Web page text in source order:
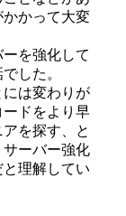
かかって大変
を強化して
した。
は変わりが
ドをより早
を探す、と
ーバー強化
理解してい